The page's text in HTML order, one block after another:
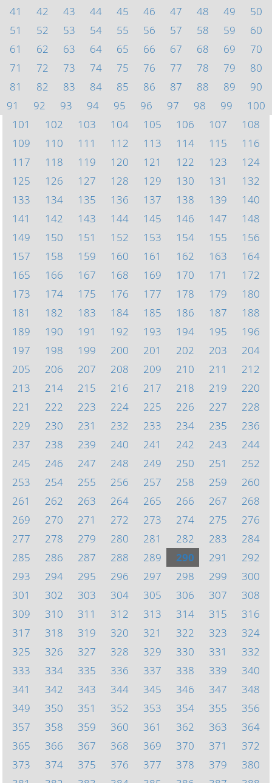
41
42 43 44 45 46 47 48 49
50
51
52 53 54 55 56 57 58 59
60
61
62 63 64 65 66 67 68 69
70
71
72 73 74 75 76 77 78 79
80
81
82 83 84 85 86 87 88 89
90
91
92 93 94 95 96 97 98 99
100
101
102 103 104 105 106 107
108
109
110 111 112 113 114 115
116
117
118 119 120 121 122 123
124
125
126 127 128 129 130 131
132
133
134 135 136 137 138 139
140
141
142 143 144 145 146 147
148
149
150 151 152 153 154 155
156
157
158 159 160 161 162 163
164
165
166 167 168 169 170 171
172
173
174 175 176 177 178 179
180
181
182 183 184 185 186 187
188
189
190 191 192 193 194 195
196
197
198 199 200 201 202 203
204
205
206 207 208 209 210 211
212
213
214 215 216 217 218 219
220
221
222 223 224 225 226 227
228
229
230 231 232 233 234 235
236
237
238 239 240 241 242 243
244
245
246 247 248 249 250 251
252
253
254 255 256 257 258 259
260
261
262 263 264 265 266 267
268
269
270 271 272 273 274 275
276
277
278 279 280 281 282 283
284
285
286 287 288 289 290 291
292
293
294 295 296 297 298 299
300
301
302 303 304 305 306 307
308
309
310 311 312 313 314 315
316
317
318 319 320 321 322 323
324
325
326 327 328 329 330 331
332
333
334 335 336 337 338 339
340
341
342 343 344 345 346 347
348
349
350 351 352 353 354 355
356
357
358 359 360 361 362 363
364
365
366 367 368 369 370 371
372
373
374 375 376 377 378 379
380